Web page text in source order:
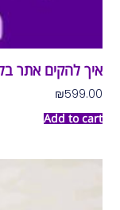
איך להקים אתר
₪599.00
Add to cart